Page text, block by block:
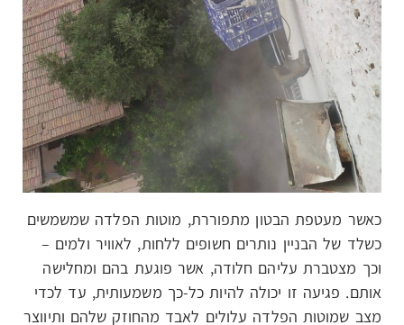
כאשר מעטפת הבטון מתפוררת, מוטות הפלדה שמשמשים
כשלד של הבניין נותרים חשופים ללחות, לאוויר ולמים –
וכך מצטברת עליהם חלודה, אשר פוגעת בהם ומחלישה
אותם. פגיעה זו יכולה להיות כל-כך משמעותית, עד לכדי
מצב שמוטות הפלדה עלולים לאבד מהחוזק שלהם ותיווצר